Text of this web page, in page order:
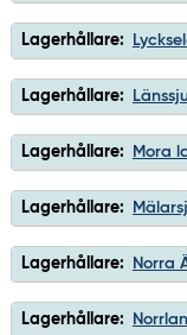
Lagerhållare:
Lagerhållare:
Lagerhållare: Mora
Lagerhållare:
Lagerhållare: Norra
Lagerhållare: